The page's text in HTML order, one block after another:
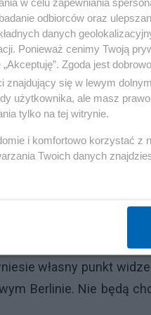
w judaizmie
aby zmusić faraona
w filmie o Mojżeszu
dla naszej artystki
Święto Purim
jest Żydówką i
podejrzewanych o
przekaz, by
przyjaciół.
własny punkt
Berlinie. Nie będą
odbiorców oraz
danych
Ponieważ cenimy Twoją
Zgoda jest
się w lewym
użytkownika, ale masz
tylko na tej witrynie.
i komfortowo korzystać z
Twoich danych